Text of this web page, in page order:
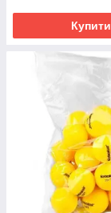
Купити